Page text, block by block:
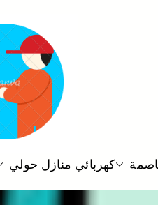
كهربائي منازل حولي